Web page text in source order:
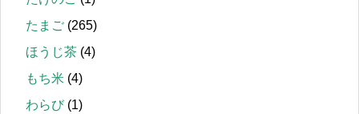
たまご (265)
ほうじ茶 (4)
もち米 (4)
わらび(1)